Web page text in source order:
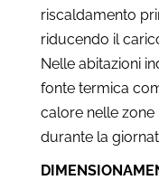
riscaldamento
riducendo il
Nelle abitazioni
fonte termica
calore nelle
durante la